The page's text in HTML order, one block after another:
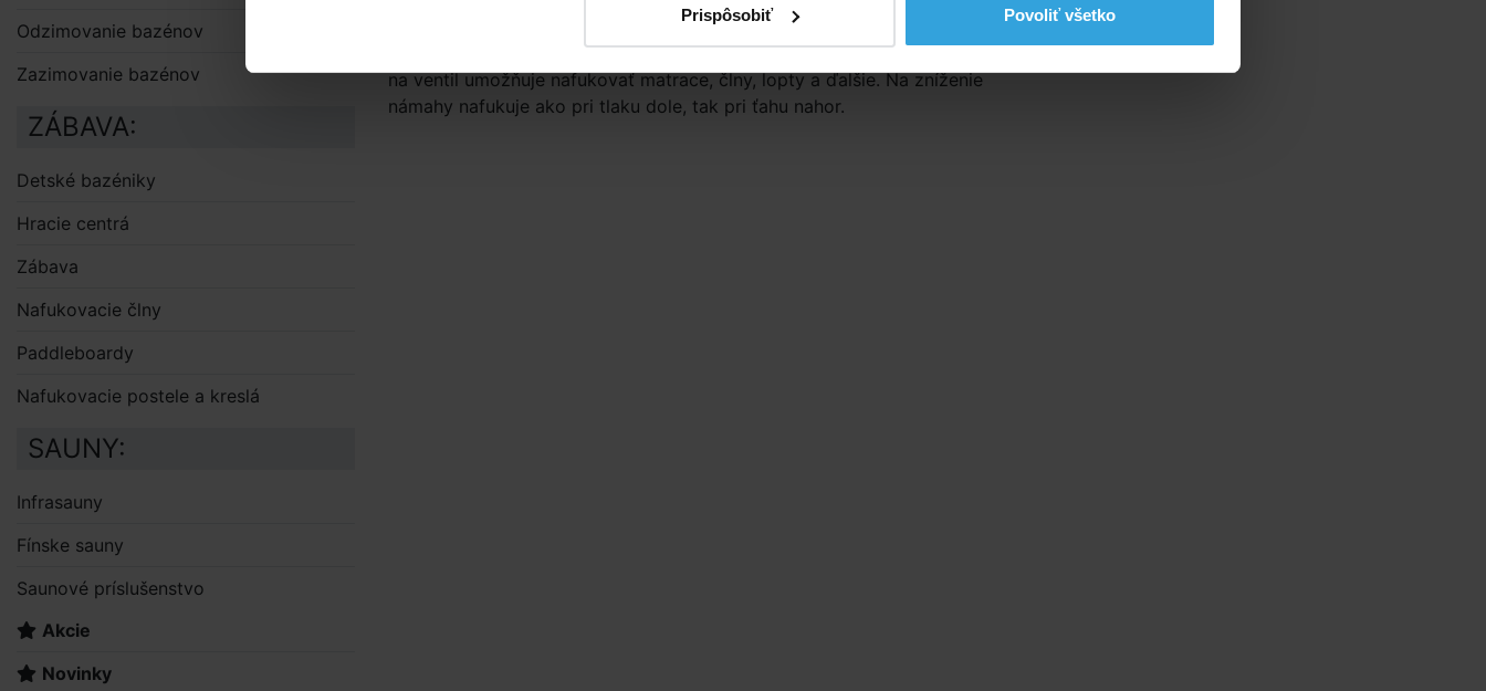
Prispôsobiť Povoliť všetko
pasujú na malé, stredné aj veľké nafukovacie ventily. Umožňujú tiež ľahké
vypúšťanie vzduchu opačným koncom nástavca. Univerzálne pripojenie
na ventil umožňuje nafukovať matrace, člny, lopty a ďalšie. Na zníženie
námahy nafukuje ako pri tlaku dole, tak pri ťahu nahor.
Odzimovanie bazénov
Zazimovanie bazénov
ZÁBAVA:
Detské bazéniky
Hracie centrá
Zábava
Nafukovacie člny
Paddleboardy
Nafukovacie postele a kreslá
SAUNY:
Infrasauny
Fínske sauny
Saunové príslušenstvo
Akcie
Novinky